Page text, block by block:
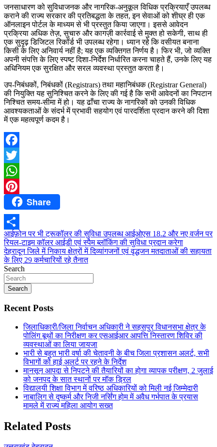
जनसाधारण को सुविधाजनक और नागरिक-अनुकूल विधिक प्रक्रियाएँ उपलब्ध
कराने की राज्य सरकार की प्रतिबद्धता के तहत, इन सेवाओं को शीघ्र ही एक
ऑनलाइन पोर्टल के माध्यम से भी प्रस्तुत किया जाएगा। इससे आवेदन
प्रक्रिया अधिक तेज़, सुचारु और कागज़ी कार्रवाई से मुक्त हो सकेगी, साथ ही
एक सुदृढ़ डिजिटल रिकॉर्ड भी उपलब्ध रहेगा। ध्यान रहे कि वसीयत बनाना
किसी के लिए अनिवार्य नहीं है; यह एक व्यक्तिगत निर्णय है। फिर भी, जो व्यक्ति
अपनी संपत्ति के लिए स्पष्ट दिशा-निर्देश निर्धारित करना चाहते हैं, उनके लिए यह
अधिनियम एक सुरक्षित और सरल व्यवस्था प्रस्तुत करता है।
उप-निबंधकों, निबंधकों (Registrars) तथा महानिबंधक (Registrar General)
की नियुक्ति यह सुनिश्चित करने के लिए की गई है कि सभी आवेदनों का निपटान
निश्चित समय-सीमा में हो। यह ढाँचा राज्य के नागरिकों को उनकी विधिक
आवश्यकताओं के संदर्भ में प्रभावी सहयोग एवं पारदर्शिता प्रदान करने की दिशा
में एक महत्वपूर्ण कदम है।
Facebook
Twitter
WhatsApp
PinterestShare
Share
Post
navigation
आईफ़ोन पर भी ट्रूकॉलर की सुविधा उपलब्ध आईओएस 18.2 और नए वर्जन पर
रियल-टाइम कॉलर आईडी एवं स्पैम ब्लॉकिंग की सुविधा प्रदान करेगा
देहरादून जिले में निकाय क्षेत्रों में दिव्यांगजनों एवं वृद्धजन मतदाताओं की सहायता
के लिए 29 कर्मचारियों रहे तैनात
Search
Search
Recent Posts
जिलाधिकारी/जिला निर्वाचन अधिकारी ने सहसपुर विधानसभा क्षेत्र के
पोलिंग बूथों का निरीक्षण कर एसआईआर आपत्ति निस्तारण शिविर की
व्यवस्थाओं का लिया जायजा
भारी से बहुत भारी वर्षा की चेतावनी के बीच जिला प्रशासन अलर्ट, सभी
विभागों को हाई अलर्ट पर रहने के निर्देश
मानसून आपदा से निपटने की तैयारियों का होगा व्यापक परीक्षण, 2 जुलाई
को जनपद के सात स्थानों पर मॉक ड्रिल
विद्यालयी शिक्षा विभाग में वरिष्ठ अधिकारियों को मिली नई जिम्मेदारी
नाबालिग से दुष्कर्म और निजी नर्सिंग होम में अवैध गर्भपात के प्रयास
मामले में राज्य महिला आयोग सख्त
Related Posts